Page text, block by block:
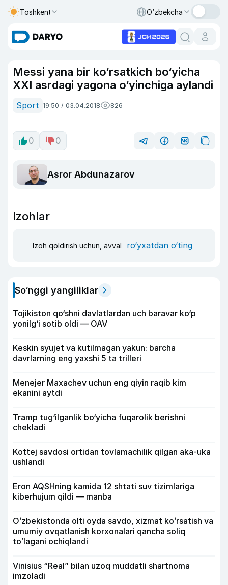
Toshkent O‘zbekcha
Messi yana bir ko‘rsatkich bo‘yicha
XXI asrdagi yagona o‘yinchiga aylandi
Sport 19:50 / 03.04.2018 826
0 0
Asror Abdunazarov
Izohlar
Izoh qoldirish uchun, avval ro‘yxatdan o‘ting
So‘nggi yangiliklar
Tojikiston qo‘shni davlatlardan uch baravar ko‘p
yonilg‘i sotib oldi — OAV
Keskin syujet va kutilmagan yakun: barcha
davrlarning eng yaxshi 5 ta trilleri
Menejer Maxachev uchun eng qiyin raqib kim
ekanini aytdi
Tramp tug‘ilganlik bo‘yicha fuqarolik berishni
chekladi
Kottej savdosi ortidan tovlamachilik qilgan aka-uka
ushlandi
Eron AQSHning kamida 12 shtati suv tizimlariga
kiberhujum qildi — manba
Oʻzbekistonda olti oyda savdo, xizmat koʻrsatish va
umumiy ovqatlanish korxonalari qancha soliq
toʻlagani ochiqlandi
Vinisius “Real” bilan uzoq muddatli shartnoma
imzoladi